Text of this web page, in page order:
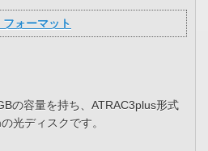
ォーマット
の容量を持ち、ATRAC3plus形式
光ディスクです。